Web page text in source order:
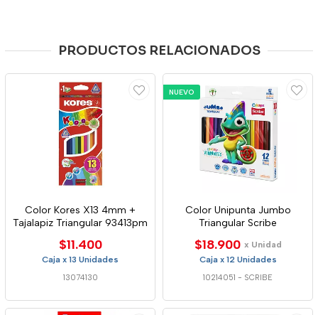
PRODUCTOS RELACIONADOS
Color Kores X13 4mm +
Tajalapiz Triangular 93413pm
$11.400
Caja x 13 Unidades
13074130
NUEVO
Color Unipunta Jumbo
Triangular Scribe
$18.900 x Unidad
Caja x 12 Unidades
10214051 - SCRIBE